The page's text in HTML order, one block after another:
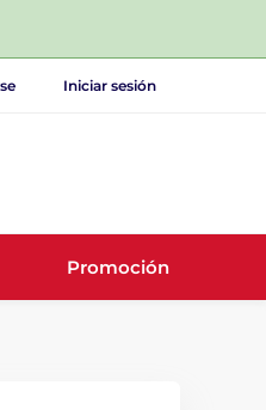
Iniciar sesión
Promoción